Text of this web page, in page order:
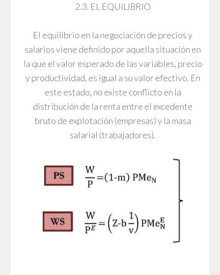
2.3. EL EQUILIBRIO
El equilibrio en la negociación de precios y
salarios viene definido por aquella situación en
la que el valor esperado de las variables, precio
y productividad, es igual a su valor efectivo. En
este estado, no existe conflicto en la
distribución de la renta entre el excedente
bruto de explotación (empresas) y la masa
salarial (trabajadores).